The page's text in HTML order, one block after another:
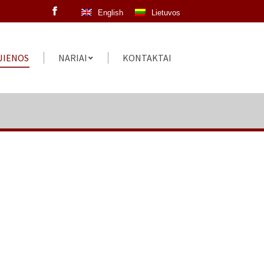
Facebook
English Lietuvos
NARIAI KONTAKTAI